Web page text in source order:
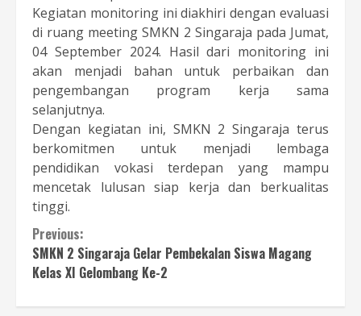
Kegiatan monitoring ini diakhiri dengan evaluasi
di ruang meeting SMKN 2 Singaraja pada Jumat,
04 September 2024. Hasil dari monitoring ini
akan menjadi bahan untuk perbaikan dan
pengembangan program kerja sama
selanjutnya.
Dengan kegiatan ini, SMKN 2 Singaraja terus
berkomitmen untuk menjadi lembaga
pendidikan vokasi terdepan yang mampu
mencetak lulusan siap kerja dan berkualitas
tinggi.
Continue
Reading
Previous:
SMKN 2 Singaraja Gelar Pembekalan Siswa Magang
Kelas XI Gelombang Ke-2